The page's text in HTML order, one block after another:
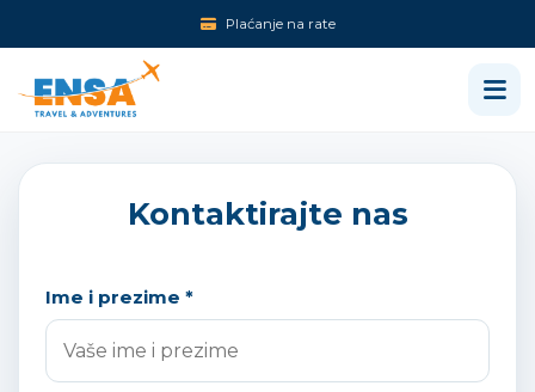
Plaćanje na rate
Kontaktirajte nas
Ime i prezime *